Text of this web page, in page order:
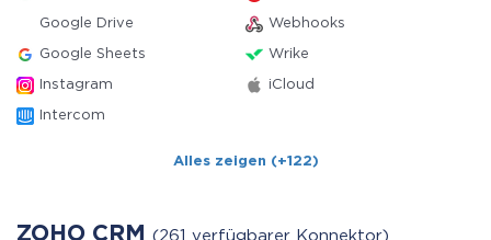
Google Drive Webhooks
Google Sheets Wrike
Instagram iCloud
Intercom
Alles zeigen (+122)
ZOHO CRM (261 verfügbarer Konnektor)